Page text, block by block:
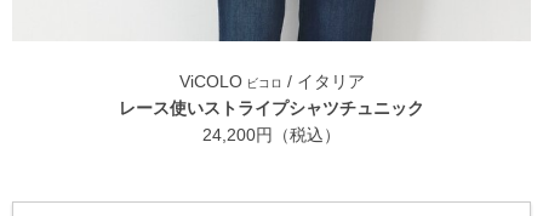
ViCOLOビコロ / イタリア
レース使いストライプシャツチュニック
24,200円（税込）